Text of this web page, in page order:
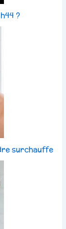
?
surchauffe